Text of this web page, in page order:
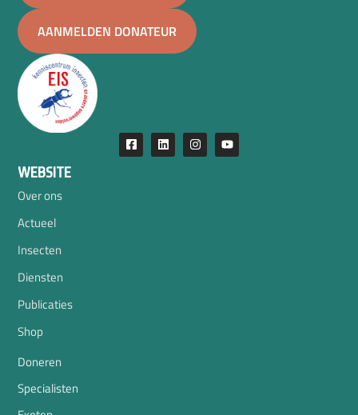
AANMELDEN DONATEUR
WEBSITE
Over ons
Actueel
Insecten
Diensten
Publicaties
Shop
Doneren
Specialisten